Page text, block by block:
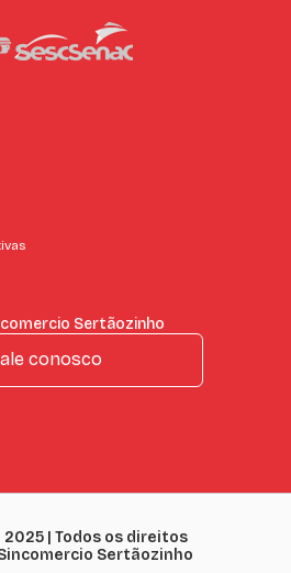
Sertãozinho
conosco
| Todos os direitos
Sertãozinho